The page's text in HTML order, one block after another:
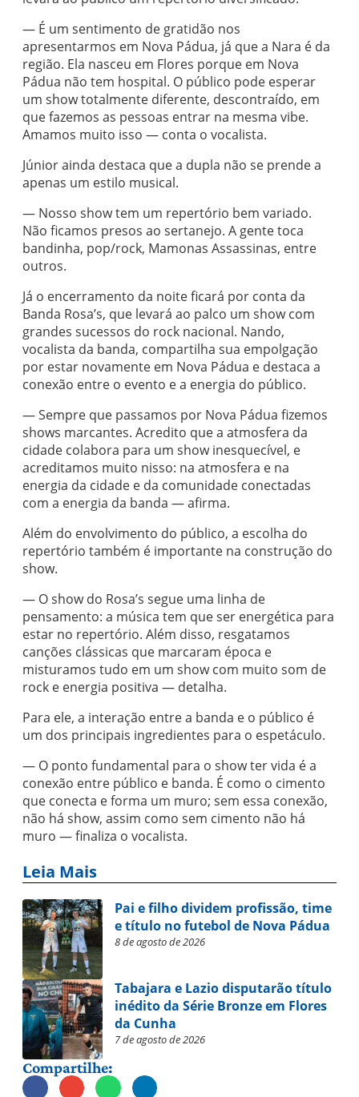
— É um sentimento de gratidão nos
apresentarmos em Nova Pádua, já que a Nara é da
região. Ela nasceu em Flores porque em Nova
Pádua não tem hospital. O público pode esperar
um show totalmente diferente, descontraído, em
que fazemos as pessoas entrar na mesma vibe.
Amamos muito isso — conta o vocalista.
Júnior ainda destaca que a dupla não se prende a
apenas um estilo musical.
— Nosso show tem um repertório bem variado.
Não ficamos presos ao sertanejo. A gente toca
bandinha, pop/rock, Mamonas Assassinas, entre
outros.
Já o encerramento da noite ficará por conta da
Banda Rosa’s, que levará ao palco um show com
grandes sucessos do rock nacional. Nando,
vocalista da banda, compartilha sua empolgação
por estar novamente em Nova Pádua e destaca a
conexão entre o evento e a energia do público.
— Sempre que passamos por Nova Pádua fizemos
shows marcantes. Acredito que a atmosfera da
cidade colabora para um show inesquecível, e
acreditamos muito nisso: na atmosfera e na
energia da cidade e da comunidade conectadas
com a energia da banda — afirma.
Além do envolvimento do público, a escolha do
repertório também é importante na construção do
show.
— O show do Rosa’s segue uma linha de
pensamento: a música tem que ser energética para
estar no repertório. Além disso, resgatamos
canções clássicas que marcaram época e
misturamos tudo em um show com muito som de
rock e energia positiva — detalha.
Para ele, a interação entre a banda e o público é
um dos principais ingredientes para o espetáculo.
— O ponto fundamental para o show ter vida é a
conexão entre público e banda. É como o cimento
que conecta e forma um muro; sem essa conexão,
não há show, assim como sem cimento não há
muro — finaliza o vocalista.
Leia Mais
Pai e filho dividem profissão, time
e título no futebol de Nova Pádua
8 de agosto de 2026
Tabajara e Lazio disputarão título
inédito da Série Bronze em Flores
da Cunha
7 de agosto de 2026
Compartilhe: